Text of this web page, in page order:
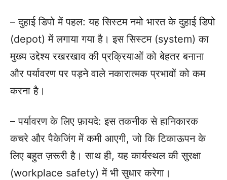
– दुहाई डिपो में पहल: यह सिस्टम नमो भारत के दुहाई डिपो
(depot) में लगाया गया है। इस सिस्टम (system) का
मुख्य उद्देश्य रखरखाव की प्रक्रियाओं को बेहतर बनाना
और पर्यावरण पर पड़ने वाले नकारात्मक प्रभावों को कम
करना है।
– पर्यावरण के लिए फ़ायदे: इस तकनीक से हानिकारक
कचरे और पैकेजिंग में कमी आएगी, जो कि टिकाऊपन के
लिए बहुत ज़रूरी है। साथ ही, यह कार्यस्थल की सुरक्षा
(workplace safety) में भी सुधार करेगा।